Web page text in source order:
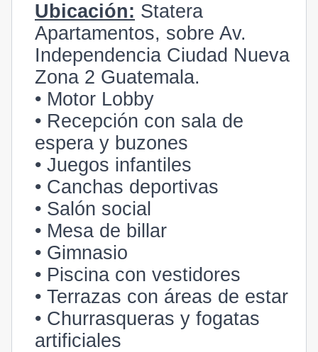
Ubicación: Statera
Apartamentos, sobre Av.
Independencia Ciudad Nueva
Zona 2 Guatemala.
• Motor Lobby
• Recepción con sala de
espera y buzones
• Juegos infantiles
• Canchas deportivas
• Salón social
• Mesa de billar
• Gimnasio
• Piscina con vestidores
• Terrazas con áreas de estar
• Churrasqueras y fogatas
artificiales